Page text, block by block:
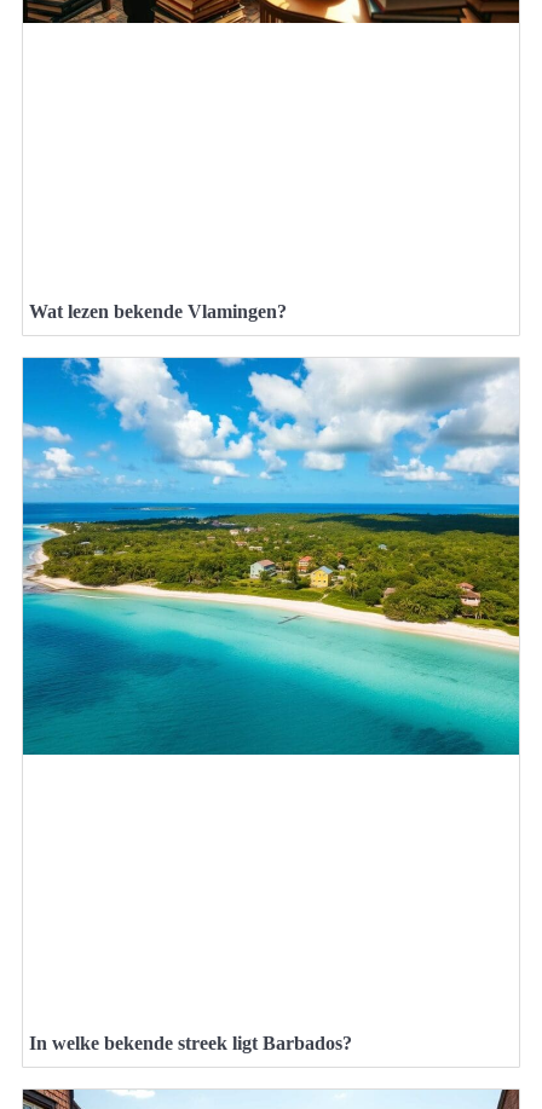
Wat lezen bekende Vlamingen?
In welke bekende streek ligt Barbados?